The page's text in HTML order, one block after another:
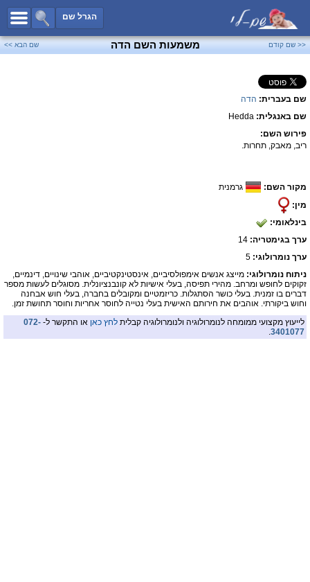
הגרל שם
כל השמות
שמות לבנים
פייסבוק
<< שם קודם משמעות השם הדה שם הבא >>
שם בעברית: הדה
שם באנגלית: Hedda
פירוש השם:
ריב, מאבק, תחרות.
מקור השם:
גרמנית
מין:
בינלאומי:
ערך בגימטריה:
ערך נומרולוגי: 5
ניתוח נומרולוגי: מייצג אנשים אימפולסיביים, אינסטינקטיביים, אוהבי שינויים, דינמיים,
זקוקים לחופש ומרחב. מהירי תפיסה, בעלי אישיות לא קונבנציונלית. מסוגלים לעשות מספר
דברים בו זמנית. בעלי כושר הסתגלות. כריזמטיים ומקובלים בחברה, בעלי חוש אבחנה
וחוש ביקורתי. אוהבים את חירותם האישית בעלי נטייה לחוסר אחריות וחוסר תחושת זמן.
לייעוץ מקצועי ממומחה לנומרולוגיה ולנומרולוגיה קבלית לחץ כאן או התקשר ל- 072-
3401077
.